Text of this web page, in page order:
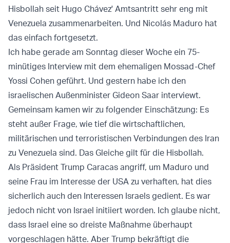
Hisbollah seit Hugo Chávez' Amtsantritt sehr eng mit
Venezuela zusammenarbeiten. Und Nicolás Maduro hat
das einfach fortgesetzt.
Ich habe gerade am Sonntag dieser Woche ein 75-
minütiges Interview mit dem ehemaligen Mossad-Chef
Yossi Cohen geführt. Und gestern habe ich den
israelischen Außenminister Gideon Saar interviewt.
Gemeinsam kamen wir zu folgender Einschätzung: Es
steht außer Frage, wie tief die wirtschaftlichen,
militärischen und terroristischen Verbindungen des Iran
zu Venezuela sind. Das Gleiche gilt für die Hisbollah.
Als Präsident Trump Caracas angriff, um Maduro und
seine Frau im Interesse der USA zu verhaften, hat dies
sicherlich auch den Interessen Israels gedient. Es war
jedoch nicht von Israel initiiert worden. Ich glaube nicht,
dass Israel eine so dreiste Maßnahme überhaupt
vorgeschlagen hätte. Aber Trump bekräftigt die